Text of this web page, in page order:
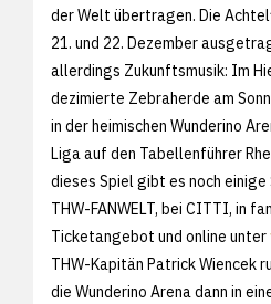
der Welt übertragen. Die
21. und 22. Dezember
allerdings Zukunftsmusik: Im
dezimierte Zebraherde am
in der heimischen Wunderino
Liga auf den Tabellenführer
dieses Spiel gibt es noch
THW-FANWELT, bei CITTI, in
Ticketangebot und online unter
THW-Kapitän Patrick Wiencek
die Wunderino Arena dann in